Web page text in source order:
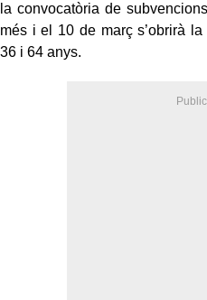
la convocatòria de
més i el 10 de març s’obrirà
36 i 64 anys.